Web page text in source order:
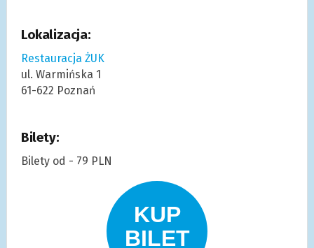
Lokalizacja:
Restauracja ŻUK
ul. Warmińska 1
61-622 Poznań
Bilety:
Bilety od - 79 PLN